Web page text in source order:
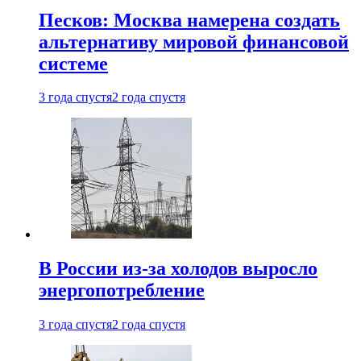
Песков: Москва намерена создать
альтернативу мировой финансовой
системе
3 года спустя2 года спустя
В России из-за холодов выросло
энергопотребление
3 года спустя2 года спустя